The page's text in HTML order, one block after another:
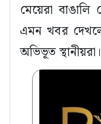
মেয়েরা
এমন খবর
অভিভূত স্থানীয়রা।